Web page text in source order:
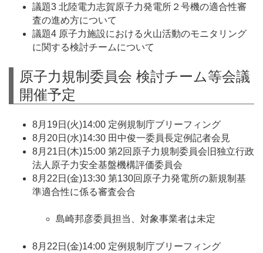
議題3 北陸電力志賀原子力発電所２号機の適合性審
査の進め方について
議題4 原子力施設における火山活動のモニタリング
に関する検討チームについて
原子力規制委員会 検討チーム等会議
開催予定
8月19日(火)14:00 定例規制庁ブリーフィング
8月20日(水)14:30 田中俊一委員長定例記者会見
8月21日(木)15:00 第2回原子力規制委員会旧独立行政
法人原子力安全基盤機構評価委員会
8月22日(金)13:30 第130回原子力発電所の新規制基
準適合性に係る審査会合
島崎邦彦委員担当、対象事業者は未定
8月22日(金)14:00 定例規制庁ブリーフィング